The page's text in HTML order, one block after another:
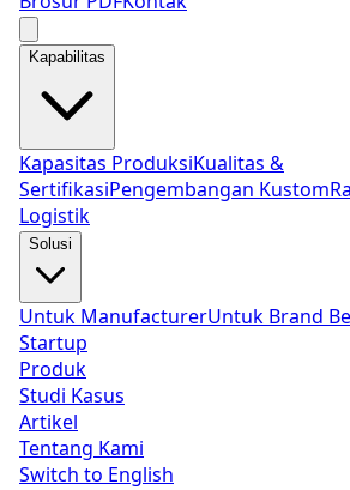
Kapabilitas
Kapasitas ProduksiKualitas &
SertifikasiPengembangan Kustom
Logistik
Solusi
Untuk ManufacturerUntuk Brand
Startup
Produk
Studi Kasus
Artikel
Tentang Kami
Switch to English